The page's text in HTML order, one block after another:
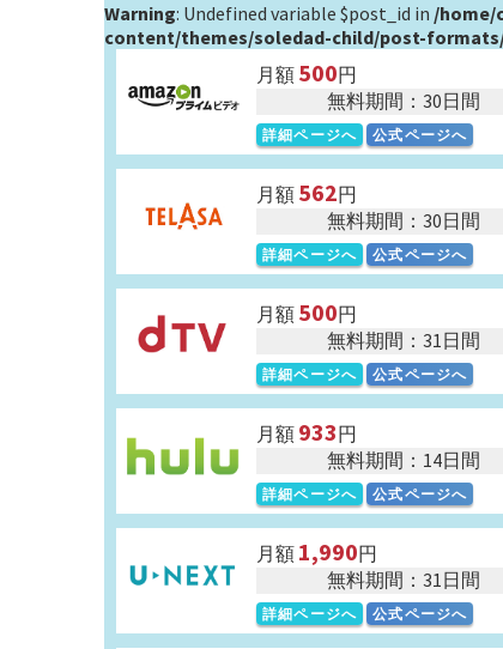
Warning: Undefined variable $post_id in /home/
content/themes/soledad-child/post-
月額 500円
無料期間：30日間
詳細ページへ 公式ページへ
月額 562円
無料期間：30日間
詳細ページへ 公式ページへ
月額 500円
無料期間：31日間
詳細ページへ 公式ページへ
月額 933円
無料期間：14日間
詳細ページへ 公式ページへ
月額 1,990円
無料期間：31日間
詳細ページへ 公式ページへ